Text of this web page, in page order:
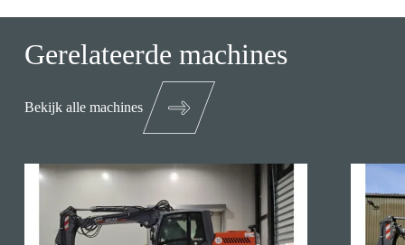
Gerelateerde machines
Bekijk alle machines